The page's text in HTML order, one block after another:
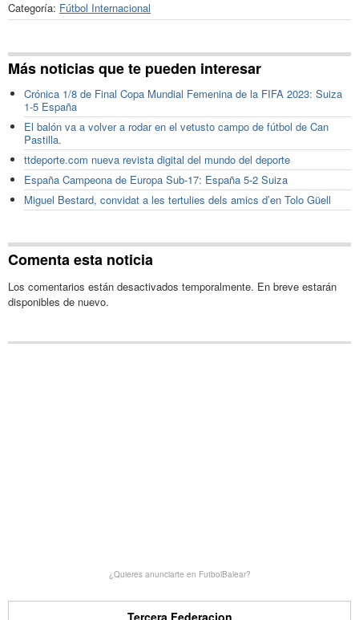
Categoría: Fútbol Internacional
Más noticias que te pueden interesar
Crónica 1/8 de Final Copa Mundial Femenina de la FIFA 2023: Suiza
1-5 España
El balón va a volver a rodar en el vetusto campo de fútbol de Can
Pastilla.
ttdeporte.com nueva revista digital del mundo del deporte
España Campeona de Europa Sub-17: España 5-2 Suiza
Miguel Bestard, convidat a les tertulies dels amics d’en Tolo Güell
Comenta esta noticia
Los comentarios están desactivados temporalmente. En breve estarán
disponibles de nuevo.
¿Quieres anunciarte en FutbolBalear?
Tercera Federacion